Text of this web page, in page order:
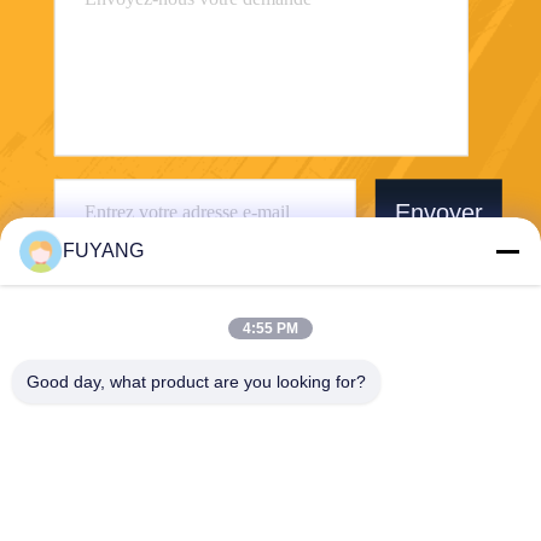
Envoyer
Shenzhen FUYANG Technology Group Co.
FUYANG
4:55 PM
Good day, what product are you looking for?